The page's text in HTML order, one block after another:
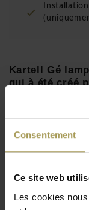
Consentement
Ce site web
Les cookies
Kartell Gé
qui à été créé
renouvelable
dans la masse.
cm